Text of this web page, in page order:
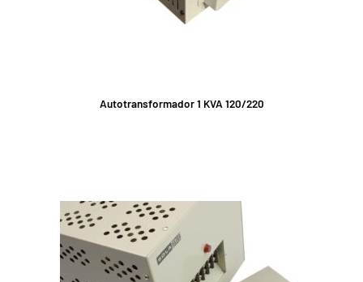
Autotransformador 1 KVA 120/220